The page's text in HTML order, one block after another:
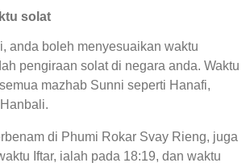
solat
anda boleh menyesuaikan waktu
pengiraan solat di negara anda. Waktu
mazhab Sunni seperti Hanafi,
di Phumi Rokar Svay Rieng, juga
Iftar, ialah pada 18:19, dan waktu